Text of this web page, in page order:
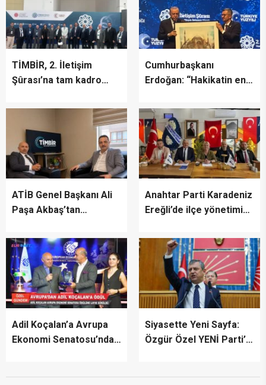
TİMBİR, 2. İletişim
Şûrası’na tam kadro
Cumhurbaşkanı
Erdoğan: “Hakikatin en
dönemden geçiyoruz”
ATİB Genel Başkanı Ali
Paşa Akbaş’tan
Anahtar Parti Karadeniz
Ereğli’de ilçe yönetimini
Adil Koçalan’a Avrupa
Ekonomi Senatosu’ndan
Siyasette Yeni Sayfa:
Özgür Özel YENİ Parti’yi